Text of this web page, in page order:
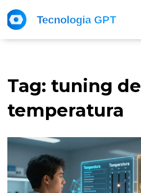
Tag: tuning de
temperatura